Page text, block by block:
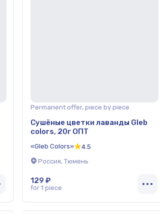
Permanent offer, piece by piece
Сушёные цветки лаванды Gleb
colors, 20г ОПТ
«Gleb Colors»
4.5
Россия, Тюмень
129 ₽
for 1 piece